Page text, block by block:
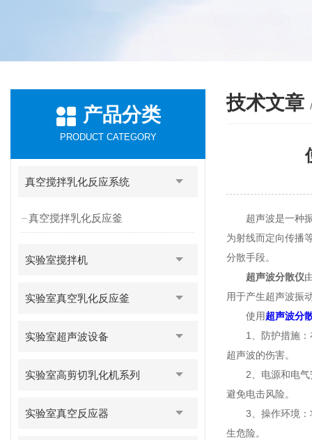
产品分类
PRODUCT CATEGORY
真空搅拌乳化反应系统
真空搅拌乳化反应釜
实验室搅拌机
实验室真空乳化反应釜
实验室超声波设备
实验室高剪切乳化机系列
实验室真空反应器
技术文章
超声波是一种振
为射线而定向传播
分散手段。
超声波分散仪
用于产生超声波振
使用超声波分
1、防护措施：在
超声波的伤害。
2、电源和电气安
避免电击风险。
3、操作环境：将
生危险。